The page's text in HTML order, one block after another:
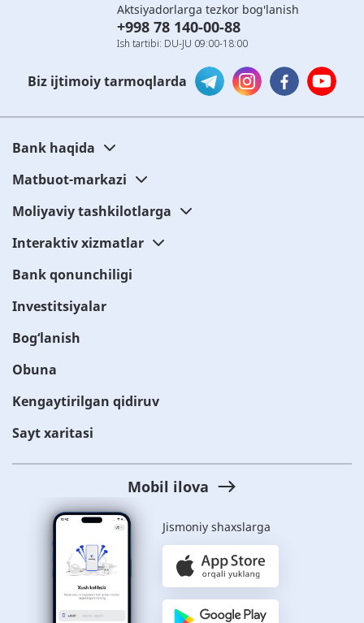
Aktsiyadorlarga tezkor bog'lanish
+998 78 140-00-88
Ish tartibi: DU-JU 09:00-18:00
Biz ijtimoiy tarmoqlarda
Bank haqida
Matbuot-markazi
Moliyaviy tashkilotlarga
Interaktiv xizmatlar
Bank qonunchiligi
Investitsiyalar
Bog‘lanish
Obuna
Kengaytirilgan qidiruv
Sayt xaritasi
Mobil ilova
Jismoniy shaxslarga